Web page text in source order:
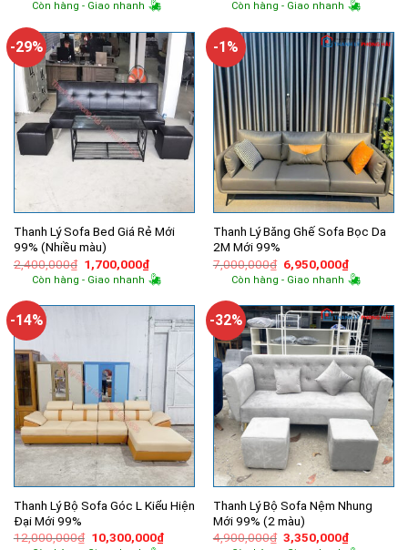
là:
11,750,000₫.
Còn hàng - Giao nhanh
là:
tại
Còn hàng - Giao nhanh
-29%
Thanh Lý Sofa Bed Giá Rẻ Mới
99% (Nhiều màu)
2,400,000₫ Giá
gốc
là:
1,700,000₫Giá
hiện
tại
1,700,000₫.
Còn hàng - Giao nhanh
-1%
Thanh Lý Băng Ghế Sofa Bọc Da
2M Mới 99%
7,000,000₫ Giá
gốc
là:
6,950,000₫Giá
hiện
tại
Còn hàng - Giao nhanh
-14%
Thanh Lý Bộ Sofa Góc L Kiểu Hiện
Đại Mới 99%
12,000,000₫ Giá
10,300,000₫Giá
-32%
Thanh Lý Bộ Sofa Nệm Nhung
Mới 99% (2 màu)
4,900,000₫ Giá
3,350,000₫Giá